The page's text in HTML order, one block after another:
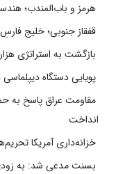
هرمز و باب‌المندب؛
قفقاز جنوبی؛ خلیج فارسِ
بازگشت به استراتژی
پویایی دستگاه
مقاومت عراق پاسخ به
انداخت
خزانه‌داری آمریکا
بسنت مدعی شد: به زودی